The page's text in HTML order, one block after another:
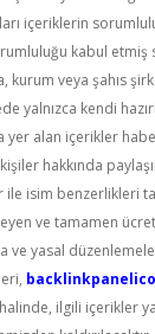
içeriklerin
kabul etmiş
veya şahıs
yalnızca kendi
yer alan içerikler
hakkında
ile isim benzerlikleri
ve tamamen
ve yasal
ilgili içerikler